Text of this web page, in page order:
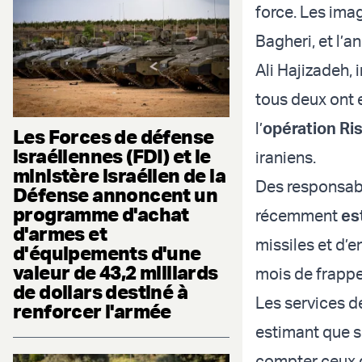
Les Forces de défense
israéliennes (FDI) et le
ministère israélien de la
Défense annoncent un
programme d'achat
d'armes et
d'équipements d'une
valeur de 43,2 milliards
de dollars destiné à
renforcer l'armée
force. Les
Bagheri, et
Ali Hajizadeh,
tous deux ont
l’opération
iraniens.
Des
récemment
missiles et
mois de
Les services
estimant que